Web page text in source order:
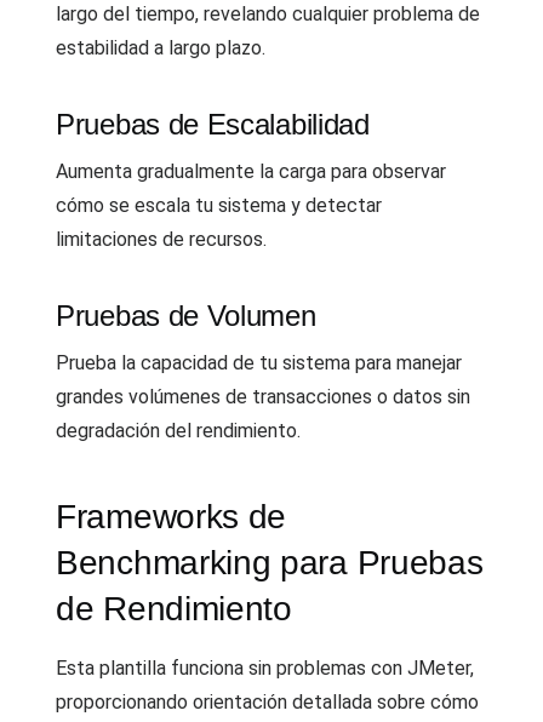
largo del tiempo, revelando cualquier problema de
estabilidad a largo plazo.
Pruebas de Escalabilidad
Aumenta gradualmente la carga para observar
cómo se escala tu sistema y detectar
limitaciones de recursos.
Pruebas de Volumen
Prueba la capacidad de tu sistema para manejar
grandes volúmenes de transacciones o datos sin
degradación del rendimiento.
Frameworks de
Benchmarking para Pruebas
de Rendimiento
Esta plantilla funciona sin problemas con JMeter,
proporcionando orientación detallada sobre cómo